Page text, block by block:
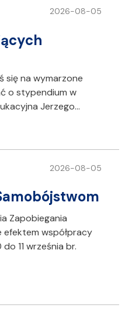
2026-08-05
się na wymarzone
o stypendium w
Jerzego…
2026-08-05
Zapobiegania
efektem współpracy
11 września br.